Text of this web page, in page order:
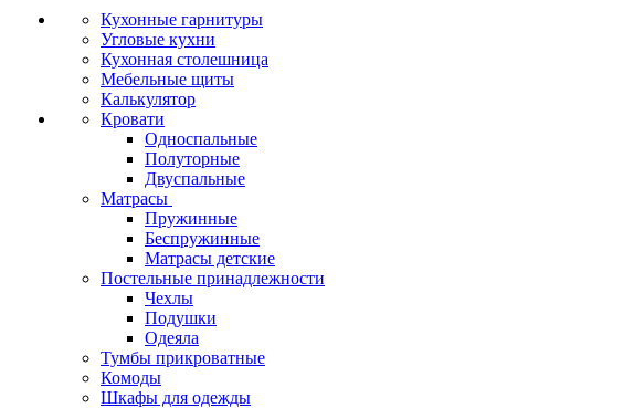
Кухонные гарнитуры
Угловые кухни
Кухонная столешница
Мебельные щиты
Калькулятор
Кровати
Односпальные
Полуторные
Двуспальные
Матрасы
Пружинные
Беспружинные
Матрасы детские
Постельные принадлежности
Чехлы
Подушки
Одеяла
Тумбы прикроватные
Комоды
Шкафы для одежды